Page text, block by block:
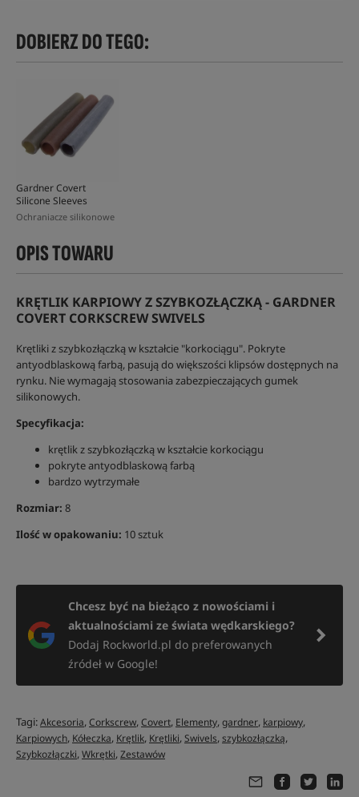
DOBIERZ DO TEGO:
Gardner Covert
Silicone Sleeves
Ochraniacze silikonowe
OPIS TOWARU
KRĘTLIK KARPIOWY Z SZYBKOZŁĄCZKĄ - GARDNER
COVERT CORKSCREW SWIVELS
Krętliki z szybkozłączką w kształcie "korkociągu". Pokryte
antyodblaskową farbą, pasują do większości klipsów dostępnych na
rynku. Nie wymagają stosowania zabezpieczających gumek
silikonowych.
Specyfikacja:
krętlik z szybkozłączką w kształcie korkociągu
pokryte antyodblaskową farbą
bardzo wytrzymałe
Rozmiar: 8
Ilość w opakowaniu: 10 sztuk
Chcesz być na bieżąco z nowościami i
aktualnościami ze świata wędkarskiego?
Dodaj Rockworld.pl do preferowanych
źródeł w Google!
Tagi:Akcesoria,Corkscrew,Covert, Elementy,gardner, karpiowy,
Karpiowych, Kółeczka, Krętlik, Krętliki,Swivels,szybkozłączką,
Szybkozłączki,Wkrętki,Zestawów